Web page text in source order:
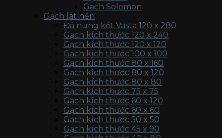
Gạch Solomon
Gạch lát nền
Đá nung kết Vasta 120 x 280
Gạch kích thước 120 x 240
Gạch kích thước 120 x 120
Gạch kích thước 100 x 100
Gạch kích thước 80 x 160
Gạch kích thước 80 x 120
Gạch kích thước 80 x 80
Gạch kích thước 75 x 75
Gạch kích thước 60 x 120
Gạch kích thước 60 x 60
Gạch kích thước 50 x 50
Gạch kích thước 45 x 90